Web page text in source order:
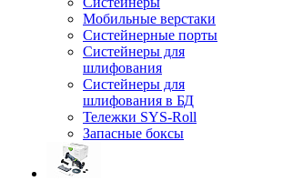
Мобильные верстаки
Систейнерные порты
Систейнеры для
шлифования
Систейнеры для
шлифования в БД
Тележки SYS-Roll
Запасные боксы